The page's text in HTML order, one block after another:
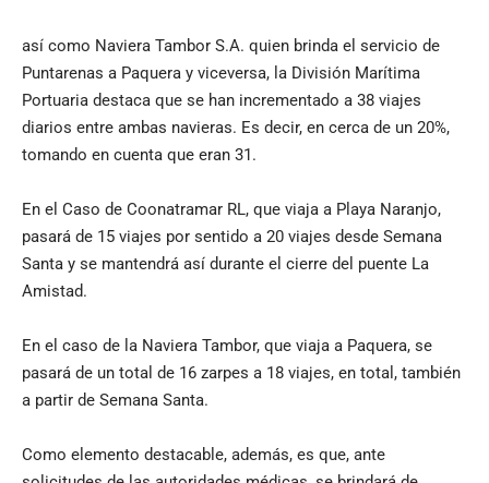
así como Naviera Tambor S.A. quien brinda el servicio de
Puntarenas a Paquera y viceversa, la División Marítima
Portuaria destaca que se han incrementado a 38 viajes
diarios entre ambas navieras. Es decir, en cerca de un 20%,
tomando en cuenta que eran 31.
En el Caso de Coonatramar RL, que viaja a Playa Naranjo,
pasará de 15 viajes por sentido a 20 viajes desde Semana
Santa y se mantendrá así durante el cierre del puente La
Amistad.
En el caso de la Naviera Tambor, que viaja a Paquera, se
pasará de un total de 16 zarpes a 18 viajes, en total, también
a partir de Semana Santa.
Como elemento destacable, además, es que, ante